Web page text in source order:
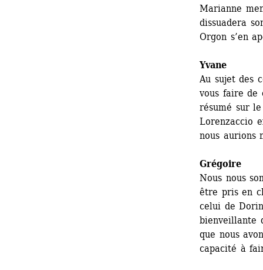
Marianne
dissuadera
Orgon s’en
Yvane
Au sujet des
vous faire de
résumé sur
Lorenzaccio
nous aurions
Grégoire
Nous nous
être pris en
celui de
bienveillante
que nous
capacité à